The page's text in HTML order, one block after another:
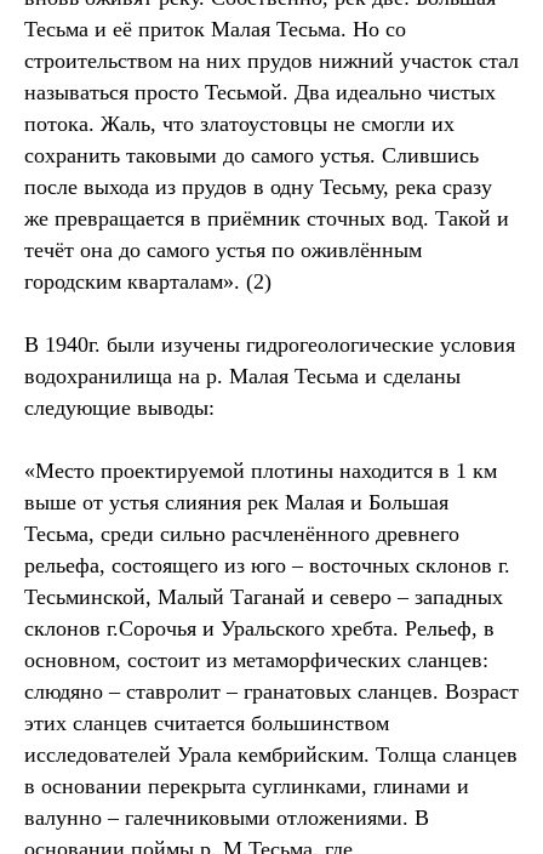
Тесьма и её приток Малая Тесьма. Но со
строительством на них прудов нижний участок стал
называться просто Тесьмой. Два идеально чистых
потока. Жаль, что златоустовцы не смогли их
сохранить таковыми до самого устья. Слившись
после выхода из прудов в одну Тесьму, река сразу
же превращается в приёмник сточных вод. Такой и
течёт она до самого устья по оживлённым
городским кварталам». (2)
В 1940г. были изучены гидрогеологические условия
водохранилища на р. Малая Тесьма и сделаны
следующие выводы:
«Место проектируемой плотины находится в 1 км
выше от устья слияния рек Малая и Большая
Тесьма, среди сильно расчленённого древнего
рельефа, состоящего из юго – восточных склонов г.
Тесьминской, Малый Таганай и северо – западных
склонов г.Сорочья и Уральского хребта. Рельеф, в
основном, состоит из метаморфических сланцев:
слюдяно – ставролит – гранатовых сланцев. Возраст
этих сланцев считается большинством
исследователей Урала кембрийским. Толща сланцев
в основании перекрыта суглинками, глинами и
валунно – галечниковыми отложениями. В
основании поймы р. М.Тесьма, где